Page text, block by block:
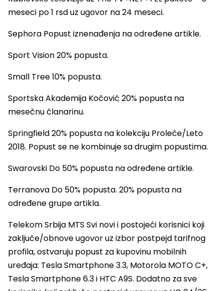
meseci po 1 rsd uz ugovor na 24 meseci.
Sephora Popust iznenađenja na određene artikle.
Sport Vision 20% popusta.
Small Tree 10% popusta.
Sportska Akademija Kočović 20% popusta na
mesečnu članarinu.
Springfield 20% popusta na kolekciju Proleće/Leto
2018. Popust se ne kombinuje sa drugim popustima.
Swarovski Do 50% popusta na određene artikle.
Terranova Do 50% popusta. 20% popusta na
određene grupe artikla.
Telekom Srbija MTS Svi novi i postojeći korisnici koji
zaključe/obnove ugovor uz izbor postpejd tarifnog
profila, ostvaruju popust za kupovinu mobilnih
uređaja: Tesla Smartphone 3.3, Motorola MOTO C+,
Tesla Smartphone 6.3 i HTC A9S. Dodatno za sve